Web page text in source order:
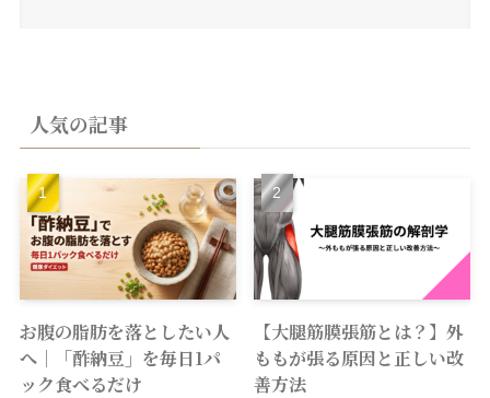
人気の記事
お腹の脂肪を落としたい人
へ｜「酢納豆」を毎日1パ
ック食べるだけ
【大腿筋膜張筋とは？】外
ももが張る原因と正しい改
善方法